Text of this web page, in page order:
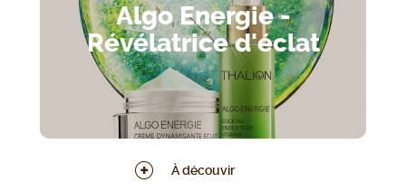
Algo Energie -
Révélatrice d'éclat
À découvir